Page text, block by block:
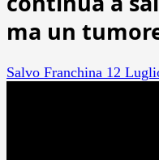
ma un
Salvo Franchina 12